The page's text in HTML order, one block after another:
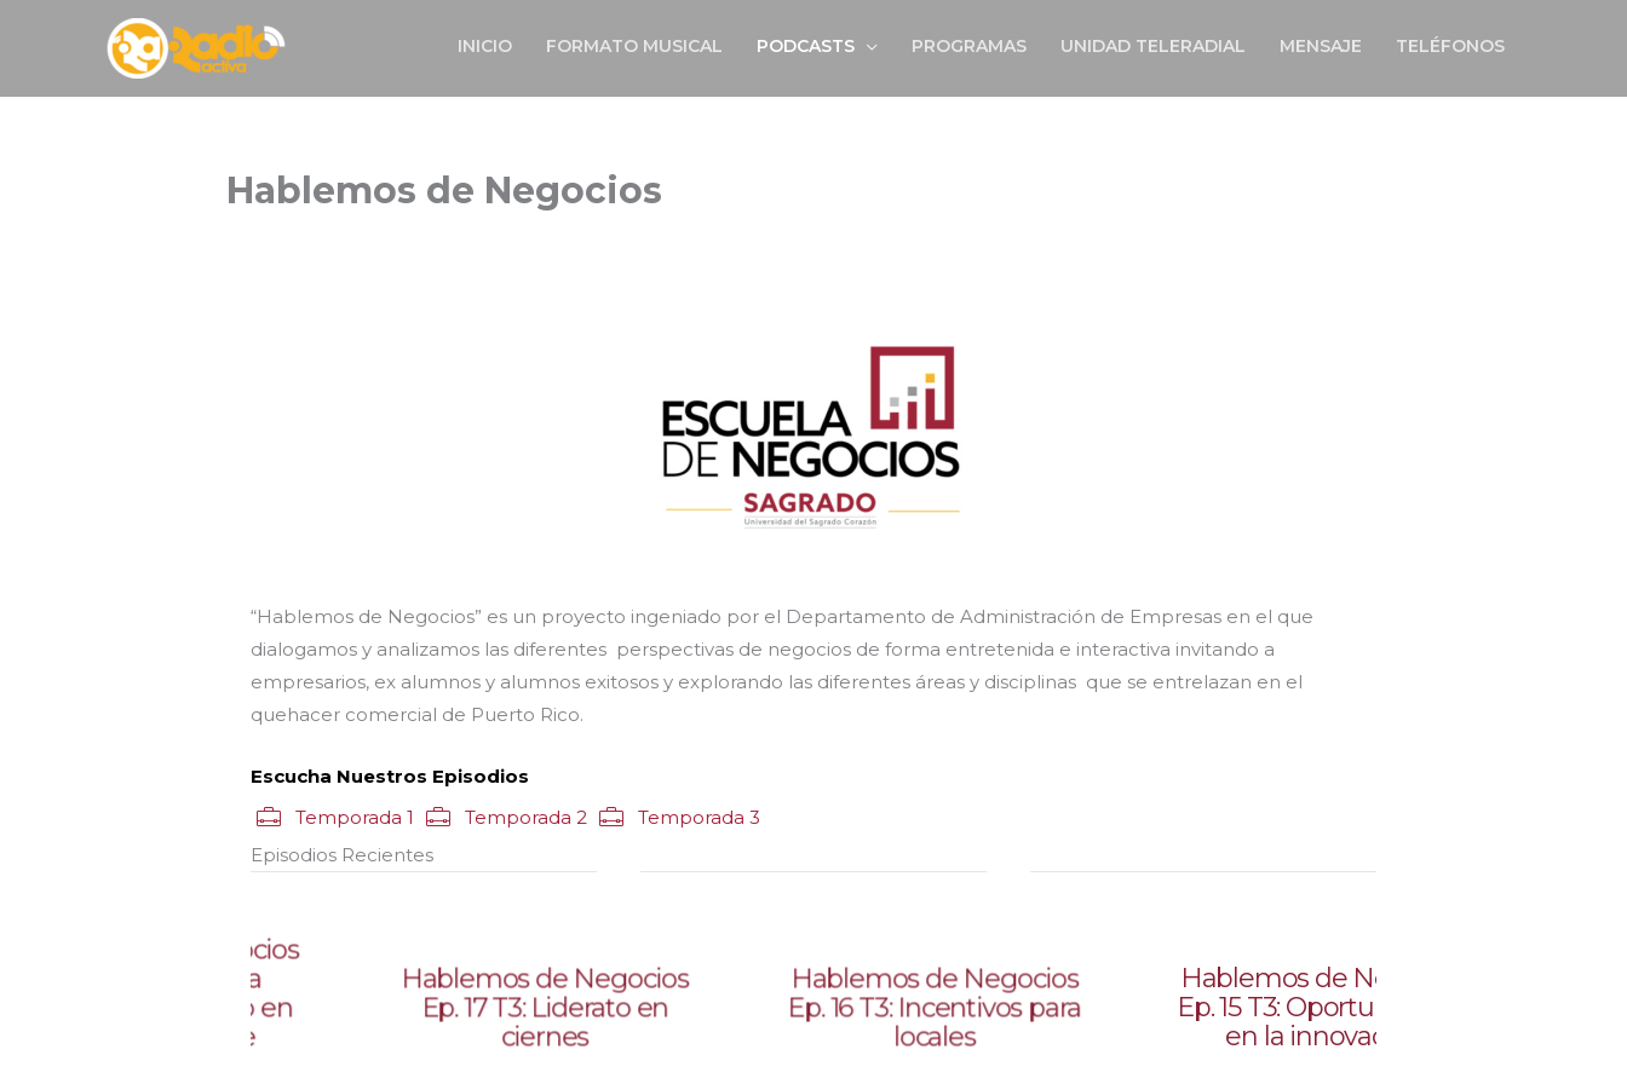
INICIO FORMATO MUSICAL PODCASTS PROGRAMAS UNIDAD TELERADIAL MENSAJE TELÉFONOS
Hablemos de Negocios
“Hablemos de Negocios” es un proyecto ingeniado por el Departamento de Administración de Empresas en el que
dialogamos y analizamos las diferentes perspectivas de negocios de forma entretenida e interactiva invitando a
empresarios, ex alumnos y alumnos exitosos y explorando las diferentes áreas y disciplinas que se entrelazan en el
quehacer comercial de Puerto Rico.
Escucha Nuestros Episodios
Temporada 1
Temporada 2
Temporada 3
Episodios Recientes
Hablemos de Negocios
Ep. 18 T3: Vuelve a
triunfar Puerto Rico en
competencia de
Hablemos de Negocios
Ep. 17 T3: Liderato en
ciernes
Hablemos de Negocios
Ep. 16 T3: Incentivos para
locales
Hablemos de Negocios
Ep. 15 T3: Oportunidades
en la innovación